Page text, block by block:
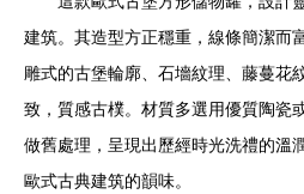
建筑。其造型方正穩重，線條簡潔而
雕式的古堡輪廓、石墻紋理、藤蔓花
致，質感古樸。材質多選用優質陶瓷
做舊處理，呈現出歷經時光洗禮的溫
歐式古典建筑的韻味。